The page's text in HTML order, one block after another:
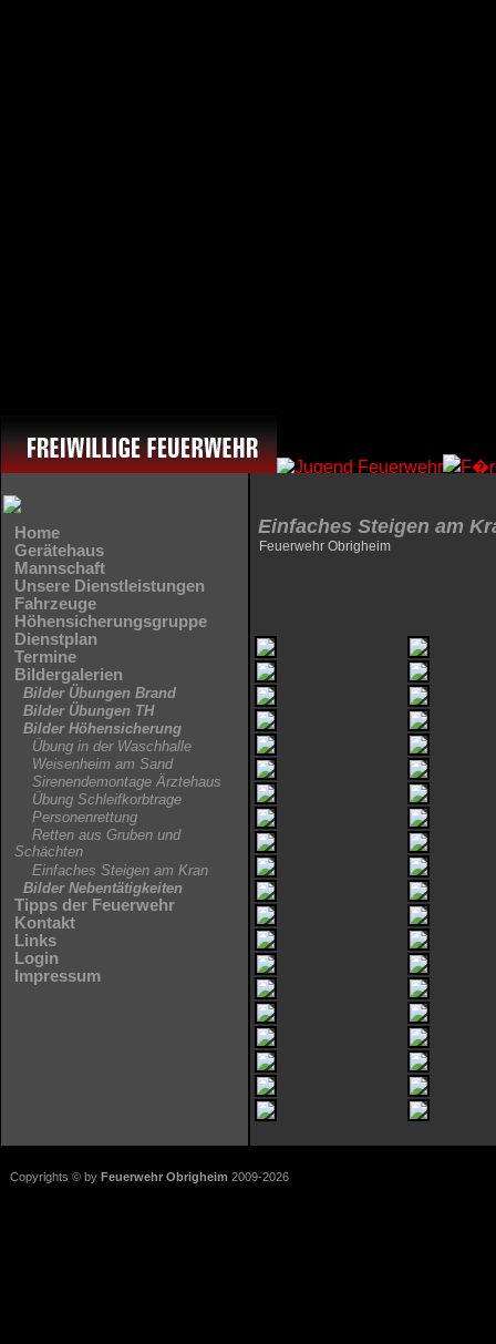
Home
Gerätehaus
Mannschaft
Unsere Dienstleistungen
Fahrzeuge
Höhensicherungsgruppe
Dienstplan
Termine
Bildergalerien
Bilder Übungen Brand
Bilder Übungen TH
Bilder Höhensicherung
Übung in der Waschhalle
Weisenheim am Sand
Sirenendemontage Ärztehaus
Übung Schleifkorbtrage
Personenrettung
Retten aus Gruben und
Schächten
Einfaches Steigen am Kran
Bilder Nebentätigkeiten
Tipps der Feuerwehr
Kontakt
Links
Login
Impressum
Einfaches Steigen am
Feuerwehr Obrigheim
Copyrights © by Feuerwehr Obrigheim 2009-2026